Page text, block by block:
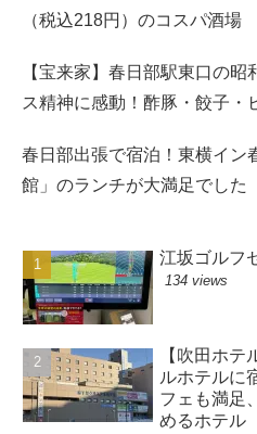
（税込218円）のコスパ酒場
【宝来家】春日部駅東口の
ス精神に感動！酢豚・餃子・
春日部出張で宿泊！東横イン
館」のランチが大満足でした
江坂ゴルフ
134 views
【吹田ホ
ルホテルに
フェも満足
めるホテル